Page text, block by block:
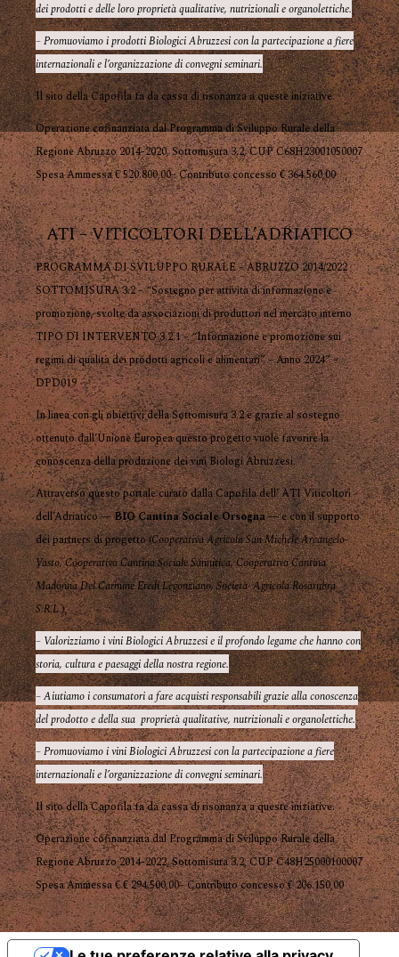
dei prodotti e delle loro proprietà qualitative, nutrizionali e organolettiche.
– Promuoviamo i prodotti Biologici Abruzzesi con la partecipazione a fiere
internazionali e l’organizzazione di convegni seminari.
Il sito della Capofila fa da cassa di risonanza a queste iniziative.
Operazione cofinanziata dal Programma di Sviluppo Rurale della
Regione Abruzzo 2014-2020, Sottomisura 3.2, CUP C68H23001050007
Spesa Ammessa € 520.800,00– Contributo concesso € 364.560,00
ATI – VITICOLTORI DELL’ADRIATICO
PROGRAMMA DI SVILUPPO RURALE – ABRUZZO 2014/2022
SOTTOMISURA 3.2 – “Sostegno per attività di informazione e
promozione, svolte da associazioni di produttori nel mercato interno
TIPO DI INTERVENTO 3.2.1 – “Informazione e promozione sui
regimi di qualità dei prodotti agricoli e alimentari” – Anno 2024” –
DPD019
In linea con gli obiettivi della Sottomisura 3.2 e grazie al sostegno
ottenuto dall’Unione Europea questo progetto vuole favorire la
conoscenza della produzione dei vini Biologi Abruzzesi.
Attraverso questo portale curato dalla Capofila dell’ ATI Viticoltori
dell’Adriatico —BIO Cantina Sociale Orsogna— e con il supporto
dei partners di progetto (Cooperativa Agricola San Michele Arcangelo-
Vasto, Cooperativa Cantina Sociale Sannitica, Cooperativa Cantina
Madonna Del Carmine Eredi Legonziano, Società Agricola Rosarubra
S.R.L.),
– Valorizziamo i vini Biologici Abruzzesi e il profondo legame che hanno con
storia, cultura e paesaggi della nostra regione.
– Aiutiamo i consumatori a fare acquisti responsabili grazie alla conoscenza
del prodotto e della sua proprietà qualitative, nutrizionali e organolettiche.
– Promuoviamo i vini Biologici Abruzzesi con la partecipazione a fiere
internazionali e l’organizzazione di convegni seminari.
Il sito della Capofila fa da cassa di risonanza a queste iniziative.
Operazione cofinanziata dal Programma di Sviluppo Rurale della
Regione Abruzzo 2014-2022, Sottomisura 3.2, CUP C48H25000100007
Spesa Ammessa € € 294.500,00– Contributo concesso € 206.150,00